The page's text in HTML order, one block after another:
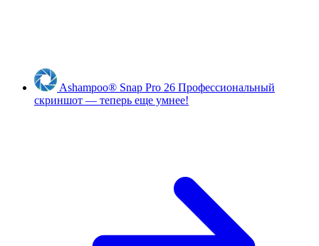
Ashampoo® Snap Pro 26 Профессиональный
скриншот — теперь еще умнее!